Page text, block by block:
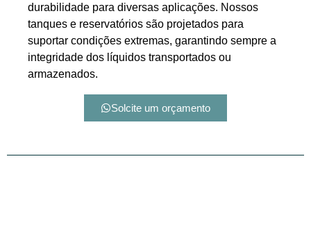
durabilidade para diversas aplicações. Nossos
tanques e reservatórios são projetados para
suportar condições extremas, garantindo sempre a
integridade dos líquidos transportados ou
armazenados.
Solcite um orçamento